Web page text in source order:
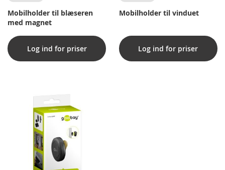
Mobilholder til blæseren
med magnet
Log ind for priser
Mobilholder til vinduet
Log ind for priser